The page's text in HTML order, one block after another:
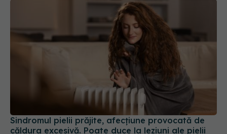
Sindromul pielii prăjite, afecțiune provocată de
căldura excesivă. Poate duce la leziuni ale pielii